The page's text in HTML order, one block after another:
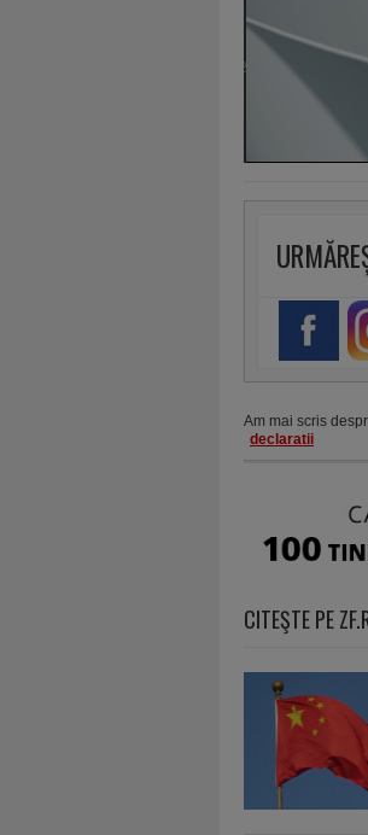
Am mai scris
declaratii
CITEŞTE PE